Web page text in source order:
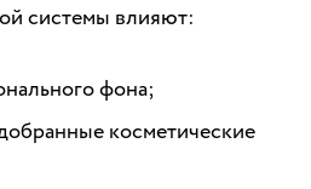
системы влияют:
фона;
косметические